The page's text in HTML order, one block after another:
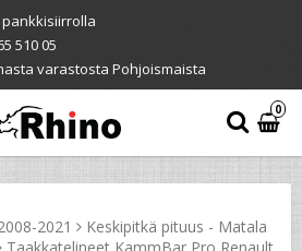
510 05
varastosta Pohjoismaista
0
2021
Keskipitkä pituus - Matala